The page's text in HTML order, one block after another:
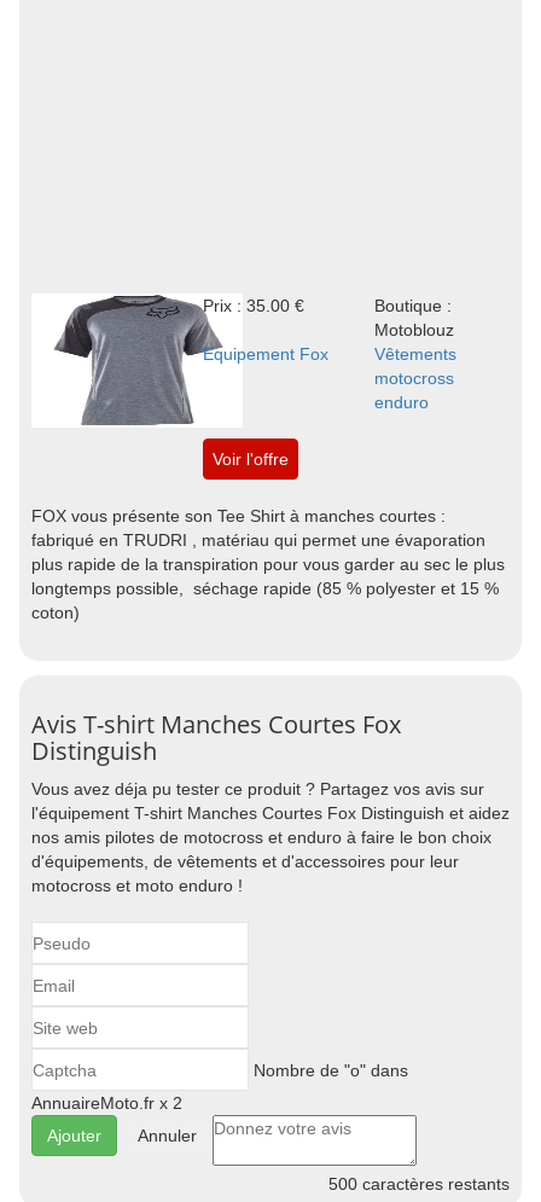
Prix : 35.00 €
Boutique :
Motoblouz
Equipement Fox
Vêtements
motocross
enduro
Voir l'offre
FOX vous présente son Tee Shirt à manches courtes :
fabriqué en TRUDRI , matériau qui permet une évaporation
plus rapide de la transpiration pour vous garder au sec le plus
longtemps possible, séchage rapide (85 % polyester et 15 %
coton)
Avis T-shirt Manches Courtes Fox
Distinguish
Vous avez déja pu tester ce produit ? Partagez vos avis sur
l'équipement T-shirt Manches Courtes Fox Distinguish et aidez
nos amis pilotes de motocross et enduro à faire le bon choix
d'équipements, de vêtements et d'accessoires pour leur
motocross et moto enduro !
Nombre de "o" dans
AnnuaireMoto.fr x 2
Annuler
500 caractères restants